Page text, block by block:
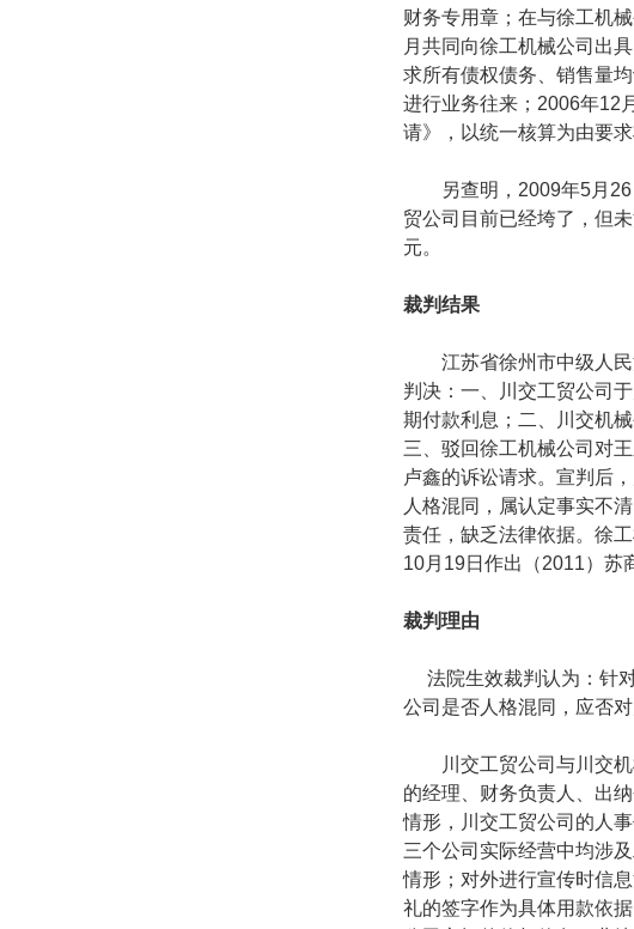
财务专用章；在与徐工机
月共同向徐工机械公司出
求所有债权债务、销售量
进行业务往来； 2006年12
请》，以统一核算为由要
另查明， 2009年5月 26
贸公司目前已经垮了，但
元。
裁判结果
江苏省徐州市中级人民
判决：一、川交工贸公司
期付款利息；二、川交机
三、驳回徐工机械公司对
卢鑫的诉讼请求。宣判后
人格混同，属认定事实不
责任，缺乏法律依据。徐
10月 19日作出（2011）苏
裁判理由
法院生效裁判认为：针
公司是否人格混同，应否
川交工贸公司与川交机
的经理、财务负责人、出
情形，川交工贸公司的人
三个公司实际经营中均涉
情形；对外进行宣传时信
礼的签字作为具体用款依